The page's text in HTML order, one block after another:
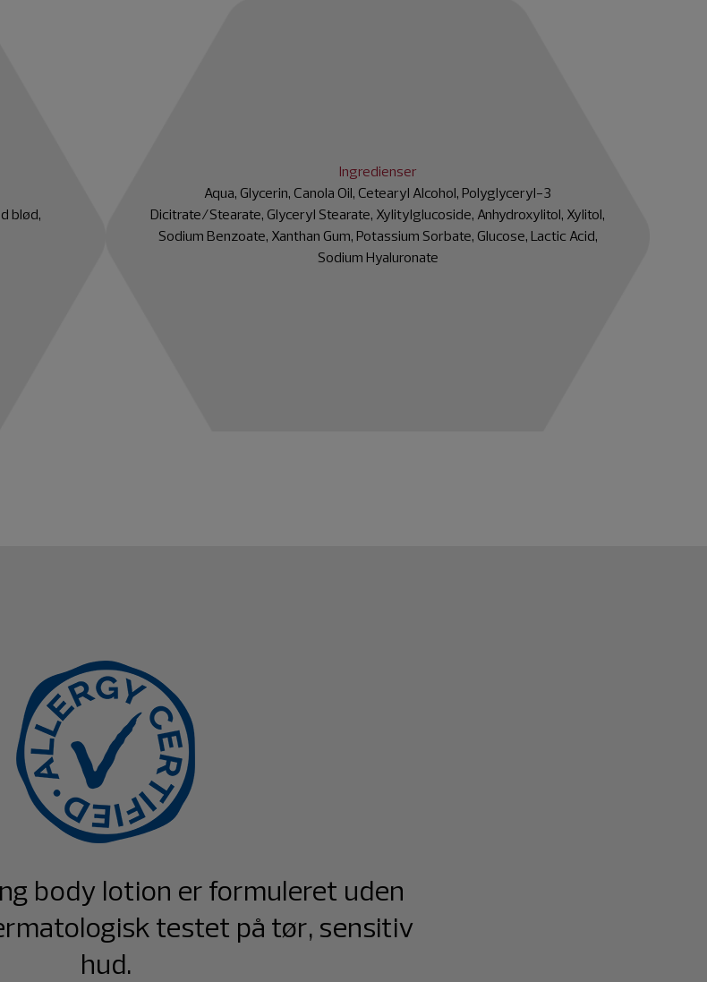
blød,
Ingredienser
Aqua, Glycerin, Canola Oil, Cetearyl Alcohol, Polyglyceryl-3
Dicitrate/Stearate, Glyceryl Stearate, Xylitylglucoside, Anhydroxylitol, Xylitol,
Sodium Benzoate, Xanthan Gum, Potassium Sorbate, Glucose, Lactic Acid,
Sodium Hyaluronate
body lotion er formuleret uden
testet på tør, sensitiv
hud.